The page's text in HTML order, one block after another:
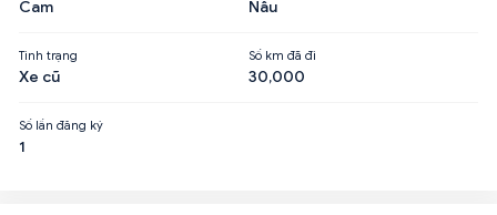
Cam Nâu
Tình trạng
Xe cũ
Số km đã đi
30,000
Số lần đăng ký
1